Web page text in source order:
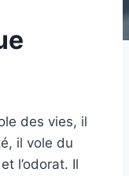
des vies, il
il vole du
l’odorat. Il